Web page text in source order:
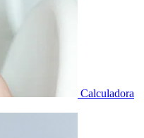
Calculadora